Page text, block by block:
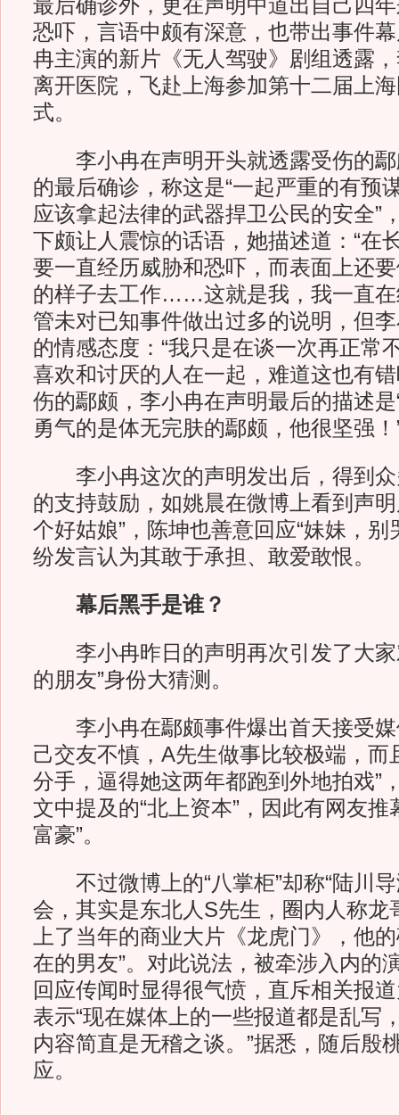
最后确诊外，更在声明中道出自己四
恐吓，言语中颇有深意，也带出事件
冉主演的新片《无人驾驶》剧组透露
离开医院，飞赴上海参加第十二届上
式。
李小冉在声明开头就透露受伤的鄢
的最后确诊，称这是“一起严重的有预
应该拿起法律的武器捍卫公民的安全”
下颇让人震惊的话语，她描述道：“在
要一直经历威胁和恐吓，而表面上还
的样子去工作……这就是我，我一直在
管未对已知事件做出过多的说明，但
的情感态度：“我只是在谈一次再正
喜欢和讨厌的人在一起，难道这也有
伤的鄢颇，李小冉在声明最后的描述
勇气的是体无完肤的鄢颇，他很坚强！
李小冉这次的声明发出后，得到众
的支持鼓励，如姚晨在微博上看到声
个好姑娘”，陈坤也善意回应“妹妹，别
纷发言认为其敢于承担、敢爱敢恨。
幕后黑手是谁？
李小冉昨日的声明再次引发了大家
的朋友”身份大猜测。
李小冉在鄢颇事件爆出首天接受媒
己交友不慎，A先生做事比较极端，而
分手，逼得她这两年都跑到外地拍戏”
文中提及的“北上资本”，因此有网友推
富豪”。
不过微博上的“八掌柜”却称“陆川导
会，其实是东北人S先生，圈内人称龙
上了当年的商业大片《龙虎门》，他
在的男友”。对此说法，被牵涉入内的
回应传闻时显得很气愤，直斥相关报道
表示“现在媒体上的一些报道都是乱写
内容简直是无稽之谈。”据悉，随后殷
应。